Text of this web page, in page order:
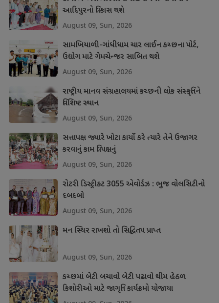
આદિપુરનો વિકાસ થશે
August 09, Sun, 2026
સામખિયાળી-ગાંધીધામ ચાર લાઈન કચ્છના પોર્ટ,
ઉદ્યોગ માટે ગેમચેન્જર સાબિત થશે
August 09, Sun, 2026
રાષ્ટ્રીય માનવ સંગ્રહાલયમાં કચ્છની લોક સંસ્કૃતિને
વિશિષ્ટ સ્થાન
August 09, Sun, 2026
સત્તાપક્ષ જ્યારે ખોટા કાર્યો કરે ત્યારે તેને ઉજાગર
કરવાનું કામ વિપક્ષનું
August 09, Sun, 2026
રોટરી ડિસ્ટ્રીક્ટ 3055 એવોર્ડઝ : ભુજ વોલસિટીનો
દબદબો
August 09, Sun, 2026
મન સ્થિર રાખશો તો સિદ્ધિતપ પ્રાપ્ત
August 09, Sun, 2026
કચ્છમાં બેટી બચાવો બેટી પઢાવો થીમ હેઠળ
કિશોરીઓ માટે જાગૃતિ કાર્યક્રમો યોજાયા